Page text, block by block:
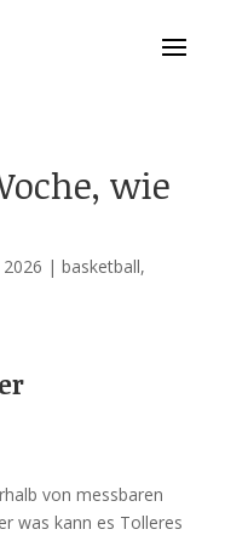
wie
| basketball,
von messbaren
was kann es Tolleres